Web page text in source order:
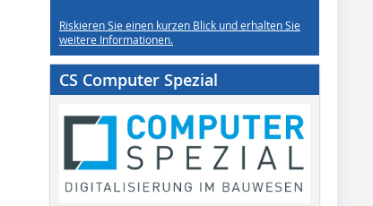
Riskieren Sie einen kurzen Blick und erhalten Sie
weitere Informationen.
CS Computer Spezial